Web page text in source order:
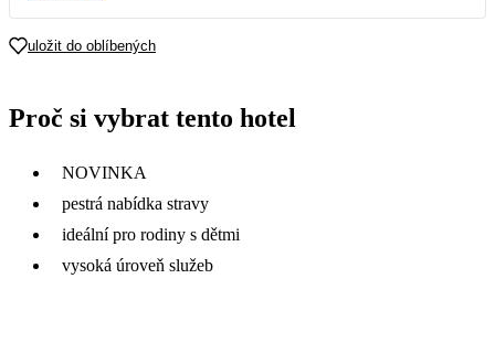
16 17 18 19 20 21 22
30
uložit do oblíbených
Proč si vybrat tento hotel
NOVINKA
pestrá nabídka stravy
ideální pro rodiny s dětmi
vysoká úroveň služeb